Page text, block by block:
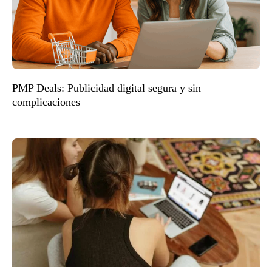
PMP Deals: Publicidad digital segura y sin
complicaciones